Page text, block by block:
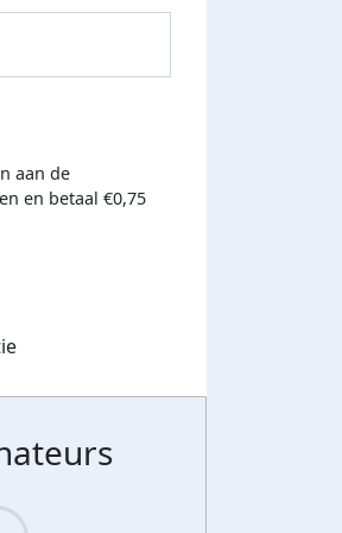
aan de
en betaal €0,75